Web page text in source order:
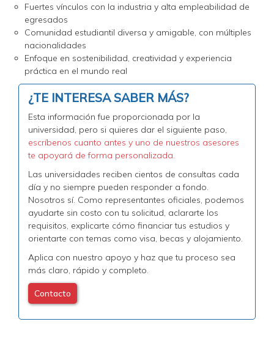
Fuertes vínculos con la industria y alta empleabilidad de
egresados
Comunidad estudiantil diversa y amigable, con múltiples
nacionalidades
Enfoque en sostenibilidad, creatividad y experiencia
práctica en el mundo real
¿TE INTERESA SABER MÁS?
Esta información fue proporcionada por la
universidad, pero si quieres dar el siguiente paso,
escríbenos cuanto antes y uno de nuestros asesores
te apoyará de forma personalizada.
Las universidades reciben cientos de consultas cada
día y no siempre pueden responder a fondo.
Nosotros sí. Como representantes oficiales, podemos
ayudarte sin costo con tu solicitud, aclararte los
requisitos, explicarte cómo financiar tus estudios y
orientarte con temas como visa, becas y alojamiento.
Aplica con nuestro apoyo y haz que tu proceso sea
más claro, rápido y completo.
Contacto